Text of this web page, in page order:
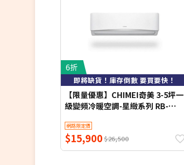
6折
即將缺貨！庫存倒數 要買要快！
【限量優惠】CHIMEI奇美 3-5坪一
級變頻冷暖空調-星緻系列 RB-
安裝+舊機回收】【加贈2000元好
禮+1年安裝保固】
網路限定價
$15,900 $26,500